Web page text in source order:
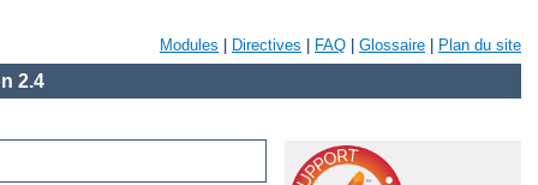
Modules Directives FAQ Glossaire Plan du site
2.4